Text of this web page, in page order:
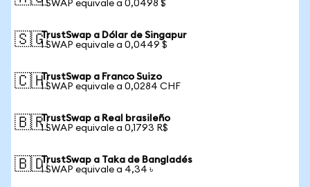
1 SWAP equivale a 0,0498 $
🇸🇬TrustSwap a Dólar de Singapur
1 SWAP equivale a 0,0449 $
🇨🇭TrustSwap a Franco Suizo
1 SWAP equivale a 0,0284 CHF
🇧🇷TrustSwap a Real brasileño
1 SWAP equivale a 0,1793 R$
🇧🇩TrustSwap a Taka de Bangladés
1 SWAP equivale a 4,34 ৳